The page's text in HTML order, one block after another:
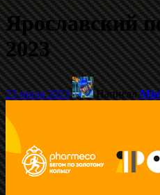
Ярославский
2023
23 июля 2023 Написал